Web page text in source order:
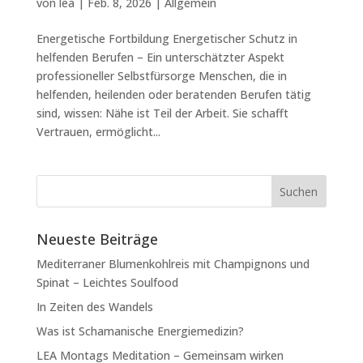
Energetische Fortbildung Energetischer Schutz in
helfenden Berufen – Ein unterschätzter Aspekt
professioneller Selbstfürsorge Menschen, die in
helfenden, heilenden oder beratenden Berufen tätig
sind, wissen: Nähe ist Teil der Arbeit. Sie schafft
Vertrauen, ermöglicht...
Neueste Beiträge
Mediterraner Blumenkohlreis mit Champignons und
Spinat – Leichtes Soulfood
In Zeiten des Wandels
Was ist Schamanische Energiemedizin?
LEA Montags Meditation – Gemeinsam wirken